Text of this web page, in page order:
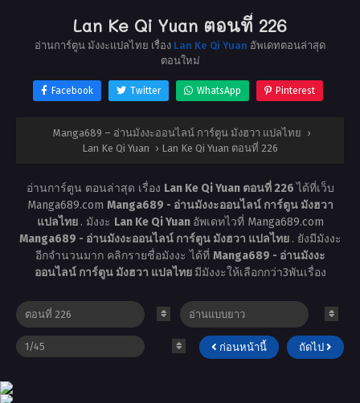
Lan Ke Qi Yuan ตอนที่ 226
อ่านการ์ตูน มังงะแปลไทย เรื่อง Lan Ke Qi Yuan อัพเดทตอนล่าสุด
ตอนใหม่
Facebook Twitter WhatsApp Pinterest
Manga689 – อ่านมังงะออนไลน์ การ์ตูน มังฮวา แปลไทย ›
Lan Ke Qi Yuan › Lan Ke Qi Yuan ตอนที่ 226
อ่านการ์ตูน ตอนล่าสุด เรื่อง Lan Ke Qi Yuan ตอนที่ 226ได้ที่เว็บ
Manga689.com Manga689 - อ่านมังงะออนไลน์ การ์ตูน มังฮวา
แปลไทย . มังงะ Lan Ke Qi Yuan อัพเดทไวที่ Manga689.com
Manga689 - อ่านมังงะออนไลน์ การ์ตูน มังฮวา แปลไทย . ยังมีมังงะ
อีกจำนวนมาก คลิกรายชื่อมังงะ ได้ที่ Manga689 - อ่านมังงะ
ออนไลน์ การ์ตูน มังฮวา แปลไทย มีมังงะให้เลือกกว่า3พันเรื่อง
ก่อนหน้านี้ ถัดไป